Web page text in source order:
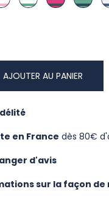
AJOUTER AU PANIER
en France dès 80€
d'avis
sur la façon